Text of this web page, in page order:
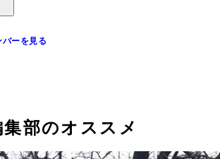
ーを見る
集部のオススメ